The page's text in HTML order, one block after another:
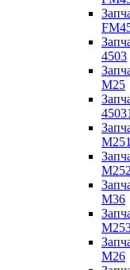
4503
M25
45031
M251
M252
M36
M26